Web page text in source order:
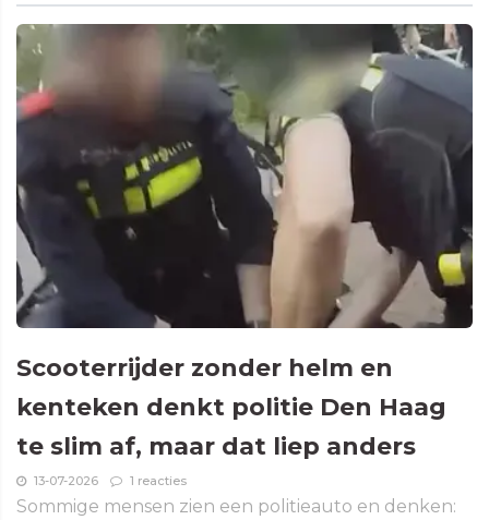
Scooterrijder zonder helm en
kenteken denkt politie Den Haag
te slim af, maar dat liep anders
13-07-2026 1 reacties
Sommige mensen zien een politieauto en denken: